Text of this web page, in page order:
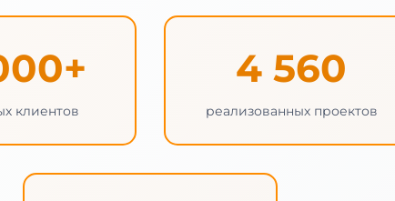
клиентов
4 560
реализованных проектов